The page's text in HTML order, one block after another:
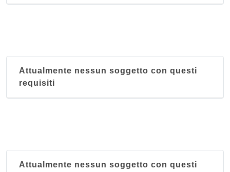
Attualmente nessun soggetto con questi
requisiti
Attualmente nessun soggetto con questi